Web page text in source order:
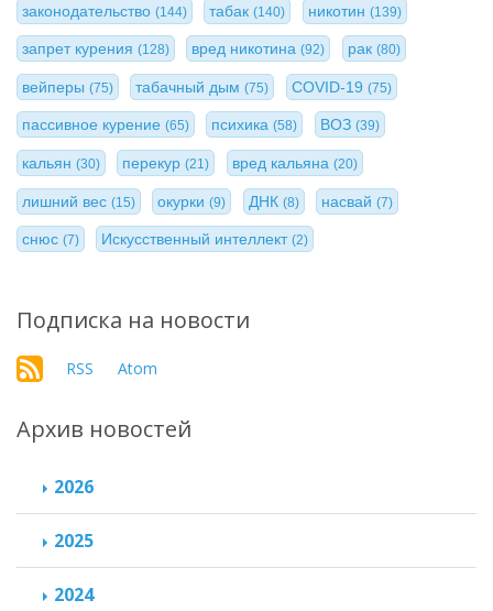
законодательство (144) табак(140) никотин (139)
запрет курения (128) вред никотина(92) рак (80)
вейперы (75) табачный дым(75) COVID-19 (75)
пассивное курение (65) психика(58) ВОЗ (39)
кальян (30) перекур(21) вред кальяна (20)
лишний вес (15) окурки(9) ДНК (8) насвай(7)
снюс (7) Искусственный интеллект(2)
Подписка на новости
RSS Atom
Архив новостей
2026
2025
2024